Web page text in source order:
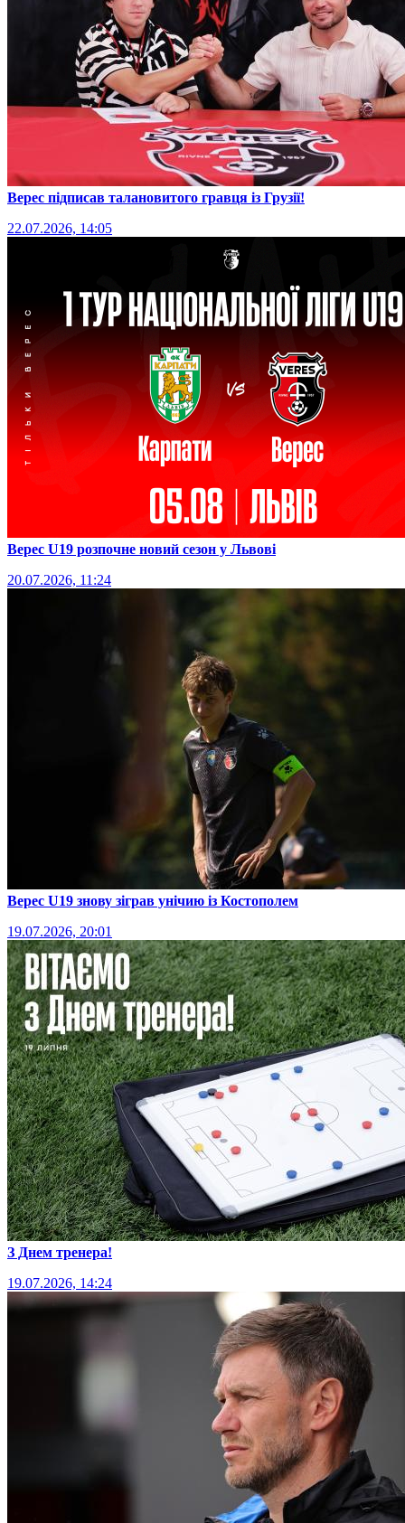
Верес підписав талановитого гравця із Грузії!
22.07.2026, 14:05
Верес U19 розпочне новий сезон у Львові
20.07.2026, 11:24
Верес U19 знову зіграв унічию із Костополем
19.07.2026, 20:01
З Днем тренера!
19.07.2026, 14:24